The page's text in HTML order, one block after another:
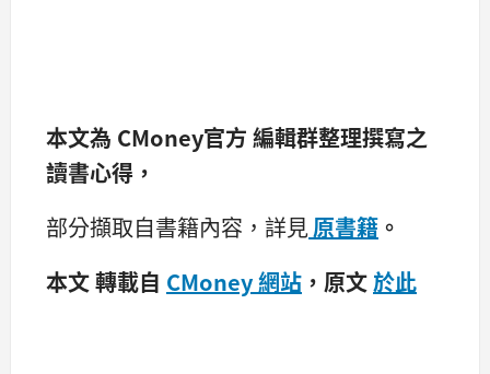
本文為 CMoney官方 編輯群整理撰寫之
讀書心得，
部分擷取自書籍內容，詳見原書籍 。
本文 轉載自 CMoney 網站 ，原文於此